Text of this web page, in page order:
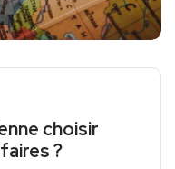
choisir
?